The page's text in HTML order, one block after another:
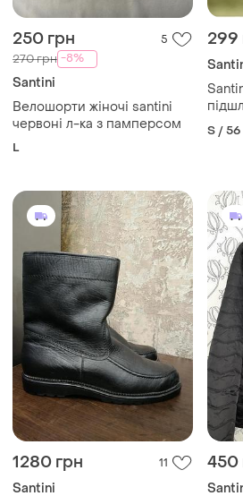
250 грн 5
270 грн -8%
Santini
Велошорти жіночі santini
червоні л-ка з памперсом
L
299
S / 56
1280 грн 11
Santini
450